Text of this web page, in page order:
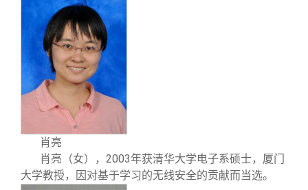
肖亮
肖亮 （女）， 2003年获清华大学电子系硕士，厦门
大学教授，因对基于学习的无线安全的贡献而当选。